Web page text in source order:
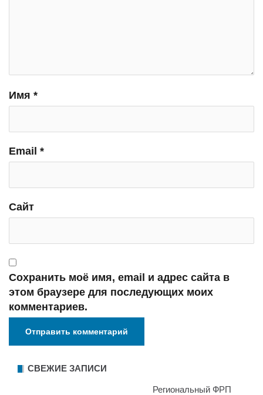
Имя *
Email *
Сайт
Сохранить моё имя, email и адрес сайта в
этом браузере для последующих моих
комментариев.
СВЕЖИЕ ЗАПИСИ
Региональный ФРП